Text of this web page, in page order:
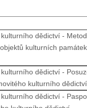
dědictví -
kulturních
dědictví -
kulturního dědictví
dědictví -